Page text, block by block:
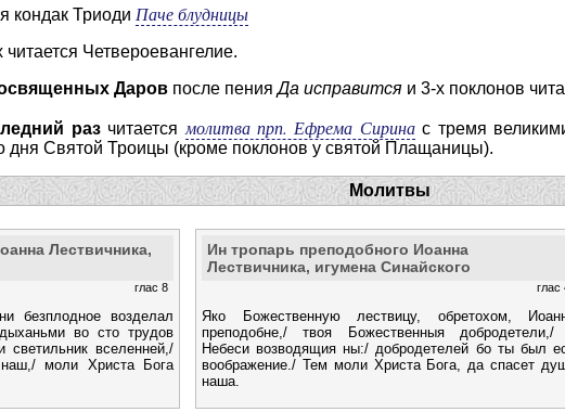
кондак Триоди Паче блудницы
Четвероевангелие.
Даров после пенияДа исправится и 3-х поклонов
разчитается молитва прп. Ефрема Сиринас тремя
дня Святой Троицы (кроме поклонов у святой Плащаницы).
Молитвы
Лествичника,
глас 8
безплодное возделал
во сто трудов
вселенней,/
моли Христа Бога
Ин тропарь преподобного Иоанна
Лествичника, игумена Синайского
глас
Яко Божественную лествицу, обретохом,
преподобне,/ твоя Божественныя
Небеси возводящия ны:/ добродетелей бо ты был
воображение./ Тем моли Христа Бога, да спасет
наша.